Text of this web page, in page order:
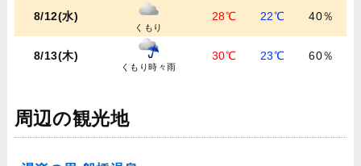
8/12(水)
くもり
28℃ 22℃ 40％
8/13(木)
くもり時々雨
30℃ 23℃ 60％
周辺の観光地